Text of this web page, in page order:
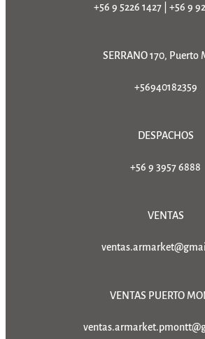
+56 9 5226 1427| +56 9
SERRANO 170, Puerto
+56940182359
DESPACHOS
+56 9 3957 6888
VENTAS
VENTAS PUERTO